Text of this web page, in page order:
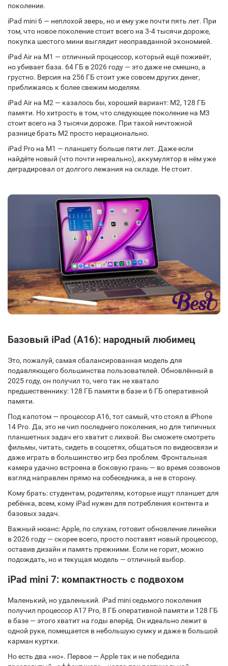
поколение.
iPad mini 6 — неплохой зверь, но и ему уже почти пять лет. При
том, что новое поколение стоит всего на 3-4 тысячи дороже,
покупка шестого мини выглядит неоправданной экономией.
iPad Air на M1 — отличный процессор, который ещё поживёт,
но убивает база. 64 ГБ в 2026 году — это даже не смешно, а
грустно. Версия на 256 ГБ стоит уже совсем других денег,
приближаясь к более свежим моделям.
iPad Air на M2 — казалось бы, хороший вариант: M2, 128 ГБ
памяти. Но хитрость в том, что следующее поколение на M3
стоит всего на 3 тысячи дороже. При такой ничтожной
разнице брать M2 просто нерационально.
iPad Pro на M1 — планшету больше пяти лет. Даже если
найдёте новый (что почти нереально), аккумулятор в нём уже
деградировал от долгого лежания на складе. Не стоит.
Базовый iPad (A16): народный любимец
Это, пожалуй, самая сбалансированная модель для
подавляющего большинства пользователей. Обновлённый в
2025 году, он получил то, чего так не хватало
предшественнику: 128 ГБ памяти в базе и 6 ГБ оперативной
памяти.
Под капотом — процессор A16, тот самый, что стоял в iPhone
14 Pro. Да, это не чип последнего поколения, но для типичных
планшетных задач его хватит с лихвой. Вы сможете смотреть
фильмы, читать, сидеть в соцсетях, общаться по видеосвязи и
даже играть в большинство игр без проблем. Фронтальная
камера удачно встроена в боковую грань — во время созвонов
взгляд направлен прямо на собеседника, а не в сторону.
Кому брать: студентам, родителям, которые ищут планшет для
ребёнка, всем, кому iPad нужен для потребления контента и
базовых задач.
Важный нюанс: Apple, по слухам, готовит обновление линейки
в 2026 году — скорее всего, просто поставят новый процессор,
оставив дизайн и память прежними. Если не горит, можно
подождать, но и текущая модель — отличный выбор.
iPad mini 7: компактность с подвохом
Маленький, но удаленький. iPad mini седьмого поколения
получил процессор A17 Pro, 8 ГБ оперативной памяти и 128 ГБ
в базе — этого хватит на годы вперёд. Он идеально лежит в
одной руке, помещается в небольшую сумку и даже в большой
карман куртки.
Но есть два «но». Первое — Apple так и не победила